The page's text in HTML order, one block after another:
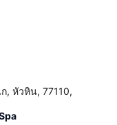
, หัวหิน, 77110,